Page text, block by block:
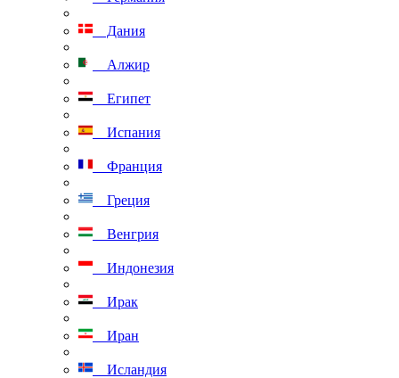
Дания
Алжир
Египет
Испания
Франция
Греция
Венгрия
Индонезия
Ирак
Иран
Исландия